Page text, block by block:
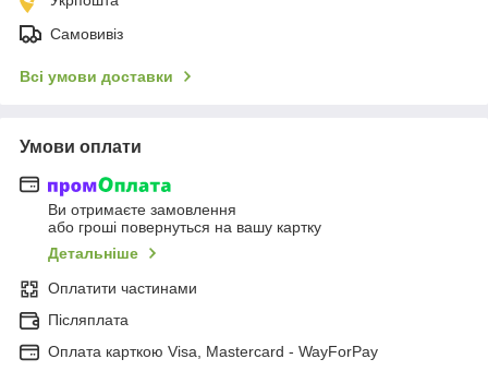
Самовивіз
Всі умови доставки
Умови оплати
Ви отримаєте замовлення
або гроші повернуться на вашу картку
Детальніше
Оплатити частинами
Післяплата
Оплата карткою Visa, Mastercard - WayForPay